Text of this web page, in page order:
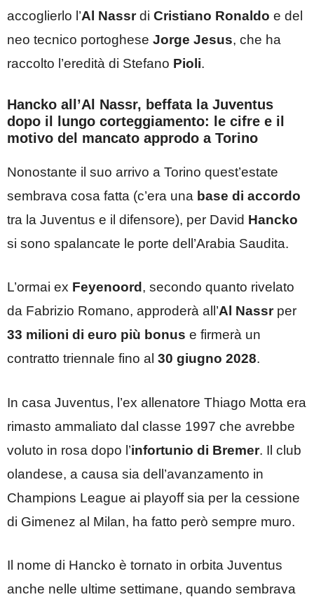
accoglierlo l’Al Nassrdi Cristiano Ronaldo e del
neo tecnico portoghese Jorge Jesus, che ha
raccolto l’eredità di Stefano Pioli.
Hancko all’Al Nassr, beffata la Juventus
dopo il lungo corteggiamento: le cifre e il
motivo del mancato approdo a Torino
Nonostante il suo arrivo a Torino quest’estate
sembrava cosa fatta (c’era una base di accordo
tra la Juventus e il difensore), per David Hancko
si sono spalancate le porte dell’Arabia Saudita.
L’ormai ex Feyenoord , secondo quanto rivelato
da Fabrizio Romano, approderà all’Al Nassrper
33 milioni di euro più bonus e firmerà un
contratto triennale fino al 30 giugno 2028.
In casa Juventus, l’ex allenatore Thiago Motta era
rimasto ammaliato dal classe 1997 che avrebbe
voluto in rosa dopo l’infortunio di Bremer. Il club
olandese, a causa sia dell’avanzamento in
Champions League ai playoff sia per la cessione
di Gimenez al Milan, ha fatto però sempre muro.
Il nome di Hancko è tornato in orbita Juventus
anche nelle ultime settimane, quando sembrava